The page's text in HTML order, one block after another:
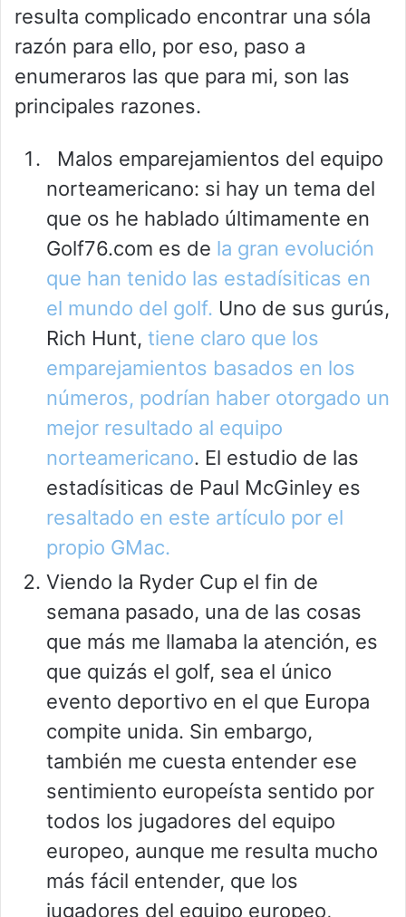
resulta complicado encontrar una sóla
razón para ello, por eso, paso a
enumeraros las que para mi, son las
principales razones.
Malos emparejamientos del equipo
norteamericano: si hay un tema del
que os he hablado últimamente en
Golf76.com es de la gran evolución
que han tenido las estadísiticas en
el mundo del golf. Uno de sus gurús,
Rich Hunt, tiene claro que los
emparejamientos basados en los
números, podrían haber otorgado un
mejor resultado al equipo
norteamericano. El estudio de las
estadísiticas de Paul McGinley es
resaltado en este artículo por el
propio GMac.
Viendo la Ryder Cup el fin de
semana pasado, una de las cosas
que más me llamaba la atención, es
que quizás el golf, sea el único
evento deportivo en el que Europa
compite unida. Sin embargo,
también me cuesta entender ese
sentimiento europeísta sentido por
todos los jugadores del equipo
europeo, aunque me resulta mucho
más fácil entender, que los
jugadores del equipo europeo,